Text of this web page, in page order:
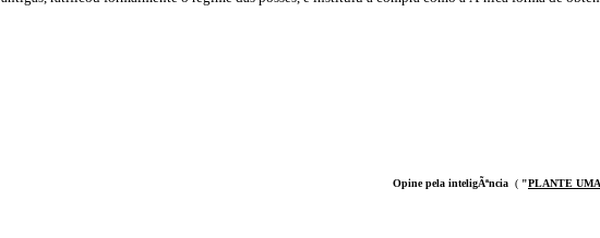
Opine pela inteligÃªncia ( "PLANTE UMA